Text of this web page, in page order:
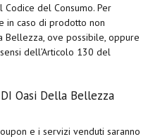
del Consumo. Per
in caso di prodotto non
Bellezza, ove possibile, oppure
dell’Articolo 130 del
DI Oasi Della Bellezza
e i servizi venduti saranno